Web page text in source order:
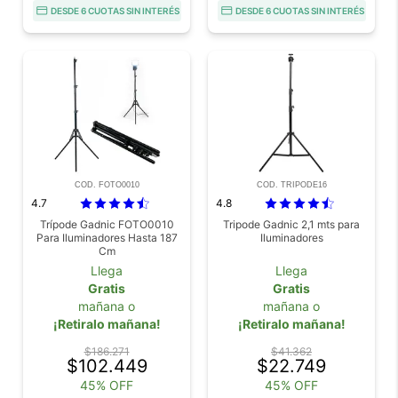
DESDE 6 CUOTAS SIN INTERÉS DESDE 6 CUOTAS SIN INTERÉS
COD. FOTO0010
4.7
Trípode Gadnic FOTO0010
Para Iluminadores Hasta 187
Cm
Llega
Gratis
mañana o
¡Retiralo mañana!
$186.271
$102.449
45% OFF
COD. TRIPODE16
4.8
Tripode Gadnic 2,1 mts para
Iluminadores
Llega
Gratis
mañana o
¡Retiralo mañana!
$41.362
$22.749
45% OFF